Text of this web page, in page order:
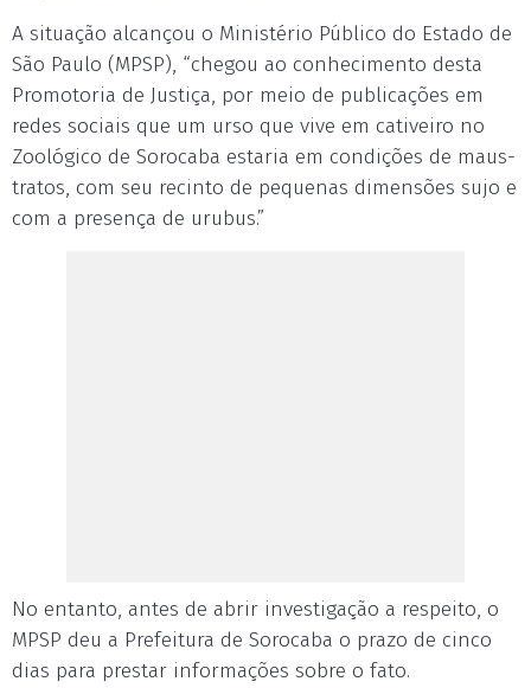
A situação alcançou o Ministério Público do Estado de
São Paulo (MPSP), “chegou ao conhecimento desta
Promotoria de Justiça, por meio de publicações em
redes sociais que um urso que vive em cativeiro no
Zoológico de Sorocaba estaria em condições de maus-
tratos, com seu recinto de pequenas dimensões sujo e
com a presença de urubus.”
No entanto, antes de abrir investigação a respeito, o
MPSP deu a Prefeitura de Sorocaba o prazo de cinco
dias para prestar informações sobre o fato.